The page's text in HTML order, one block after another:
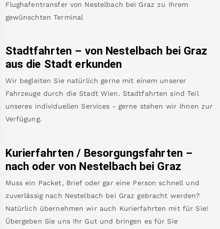
Flughafentransfer von Nestelbach bei Graz zu Ihrem
gewünschten Terminal
Stadtfahrten – von Nestelbach bei Graz
aus die Stadt erkunden
Wir begleiten Sie natürlich gerne mit einem unserer
Fahrzeuge durch die Stadt Wien. Stadtfahrten sind Teil
unseres individuellen Services - gerne stehen wir Ihnen zur
Verfügung.
Kurierfahrten / Besorgungsfahrten –
nach oder von Nestelbach bei Graz
Muss ein Packet, Brief oder gar eine Person schnell und
zuverlässig nach Nestelbach bei Graz gebracht werden?
Natürlich übernehmen wir auch Kurierfahrten mit für Sie!
Übergeben Sie uns Ihr Gut und bringen es für Sie